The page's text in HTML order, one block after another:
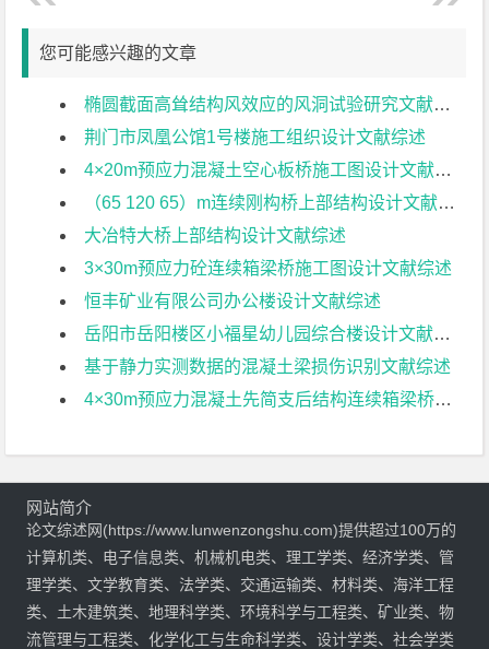
您可能感兴趣的文章
椭圆截面高耸结构风效应的风洞试验研究文献综述
荆门市凤凰公馆1号楼施工组织设计文献综述
4×20m预应力混凝土空心板桥施工图设计文献综述
（65 120 65）m连续刚构桥上部结构设计文献综述
大冶特大桥上部结构设计文献综述
3×30m预应力砼连续箱梁桥施工图设计文献综述
恒丰矿业有限公司办公楼设计文献综述
岳阳市岳阳楼区小福星幼儿园综合楼设计文献综述
基于静力实测数据的混凝土梁损伤识别文献综述
4×30m预应力混凝土先简支后结构连续箱梁桥部分结构设计文献综述
网站简介
论文综述网(https://www.lunwenzongshu.com)提供超过100万的
计算机类、电子信息类、机械机电类、理工学类、经济学类、管
理学类、文学教育类、法学类、交通运输类、材料类、海洋工程
类、土木建筑类、地理科学类、环境科学与工程类、矿业类、物
流管理与工程类、化学化工与生命科学类、设计学类、社会学类